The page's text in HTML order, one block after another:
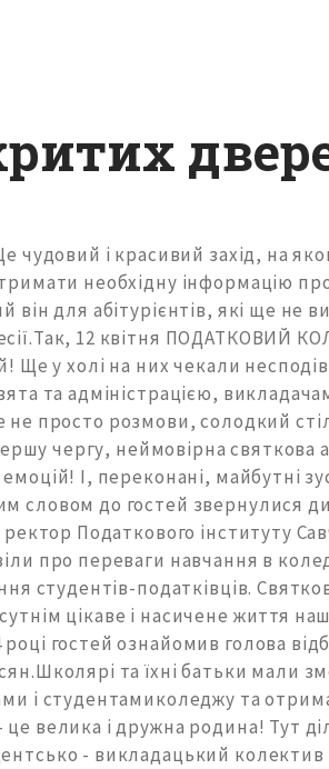
чудовий і красивий захід, на
необхідну інформацію
для абітурієнтів, які ще не
12 квітня ПОДАТКОВИЙ
Ще у холі на них чекали
та адміністрацією,
не просто розмови, солодкий
чергу, неймовірна святкова
І, переконані, майбутні
словом до гостей звернулися
ректор Податкового інституту
про переваги навчання в
студентів-податківців.
цікаве і насичене життя
гостей ознайомив голова
та їхні батьки мали
і студентамиколеджу та
велика і дружна родина! Тут
- викладацький колектив